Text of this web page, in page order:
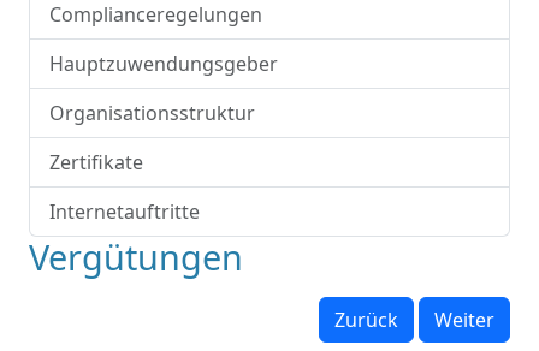
Complianceregelungen
Hauptzuwendungsgeber
Organisationsstruktur
Zertifikate
Internetauftritte
Vergütungen
Zurück Weiter